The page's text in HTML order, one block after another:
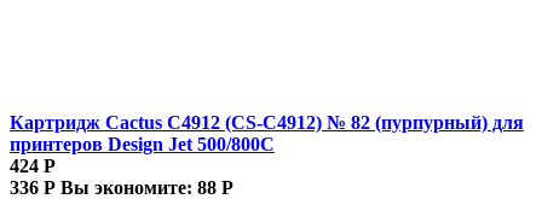
Картридж Cactus C4912 (CS-C4912) № 82 (пурпурный) для
принтеров Design Jet 500/800C
424 Р
336 Р Вы экономите: 88 Р